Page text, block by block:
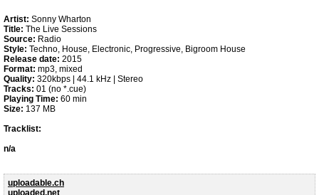
Artist: Sonny Wharton
Title: The Live Sessions
Source: Radio
Style: Techno, House, Electronic, Progressive, Bigroom House
Release date: 2015
Format: mp3, mixed
Quality: 320kbps | 44.1 kHz | Stereo
Tracks: 01 (no *.cue)
Playing Time: 60 min
Size: 137 MB
Tracklist:
n/a
uploadable.ch
uploaded.net